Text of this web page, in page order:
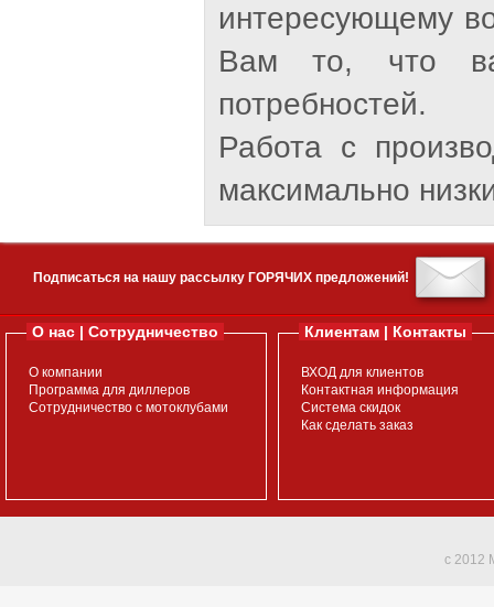
интересующему
Вам то, что
потребностей.
Работа с
максимально
Подписаться на нашу рассылку ГОРЯЧИХ предложений!
О нас | Сотрудничество
О компании
Программа для диллеров
Сотрудничество с мотоклубами
Клиентам | Контакты
ВХОД для клиентов
Контактная информация
Система скидок
Как сделать заказ
c 2012